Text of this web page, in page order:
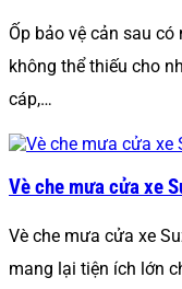
Ốp bảo vệ cản sau
không thể thiếu cho
cáp,…
Vè che mưa cửa xe
Vè che mưa cửa xe
mang lại tiện ích lớn